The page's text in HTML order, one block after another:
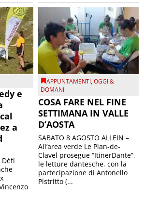
e
a
APPUNTAMENTI,OGGI &
DOMANI
COSA FARE NEL FINE
SETTIMANA IN VALLE
D’AOSTA
SABATO 8 AGOSTO ALLEIN –
All’area verde Le Plan-de-
Clavel prosegue “ItinerDante”,
le letture dantesche, con la
partecipazione di Antonello
Pistritto (...